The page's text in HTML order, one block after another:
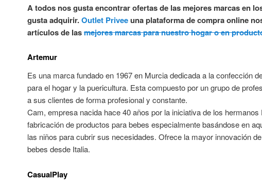
A todos nos gusta encontrar ofertas de las mejores marcas en
gusta adquirir.Outlet Priveeuna plataforma de compra online
artículos de lasmejores marcas para nuestro hogar o en
Artemur
Es una marca fundado en 1967 en Murcia dedicada a la confección
para el hogar y la puericultura. Esta compuesto por un grupo de
a sus clientes de forma profesional y constante.
Cam, empresa nacida hace 40 años por la iniciativa de los hermanos
fabricación de productos para bebes especialmente basándose en
las niños para cubrir sus necesidades. Ofrece la mayor innovación
bebes desde Italia.
CasualPlay